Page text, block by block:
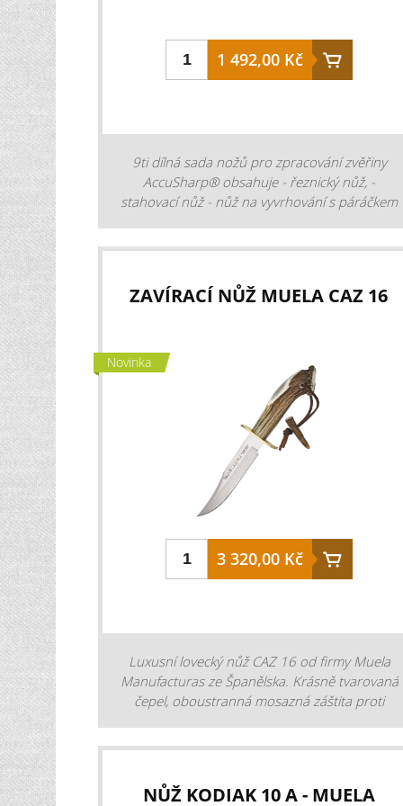
1 492,00 Kč
9ti dílná sada nožů pro zpracování zvěřiny
AccuSharp® obsahuje - řeznický nůž, -
stahovací nůž - nůž na vyvrhování s páráčkem
mají široký, protiskluzový gumový úchop pro
snadné a bezpečné používání.
ZAVÍRACÍ NŮŽ MUELA CAZ 16
Novinka
3 320,00 Kč
Luxusní lovecký nůž CAZ 16 od firmy Muela
Manufacturas ze Španělska. Krásně tvarovaná
čepel, oboustranná mosazná záštita proti
koženým pouzdrem. konstrukce nože: s
pevnou čepelí ostří nože: hladké tvar čepele:
NŮŽ KODIAK 10 A - MUELA